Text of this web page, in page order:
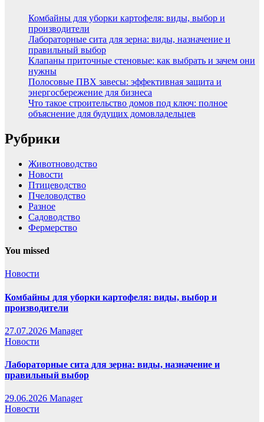
Комбайны для уборки картофеля: виды, выбор и
производители
Лабораторные сита для зерна: виды, назначение и
правильный выбор
Клапаны приточные стеновые: как выбрать и зачем они
нужны
Полосовые ПВХ завесы: эффективная защита и
энергосбережение для бизнеса
Что такое строительство домов под ключ: полное
объяснение для будущих домовладельцев
Рубрики
Животноводство
Новости
Птицеводство
Пчеловодство
Разное
Садоводство
Фермерство
You missed
Новости
Комбайны для уборки картофеля: виды, выбор и
производители
27.07.2026 Manager
Новости
Лабораторные сита для зерна: виды, назначение и
правильный выбор
29.06.2026 Manager
Новости